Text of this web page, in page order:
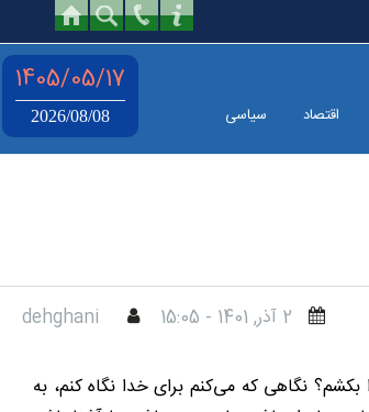
اقتصاد سیاسی
1405/05/17
2026/08/08
2 آذر, 1401 - 15:05
dehghani
نگاهی که می‌کنم برای خدا نگاه کنم، به